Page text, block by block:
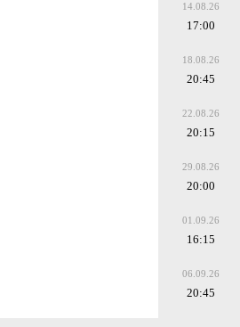
14.08.26
17:00
18.08.26
20:45
22.08.26
20:15
29.08.26
20:00
01.09.26
16:15
06.09.26
20:45